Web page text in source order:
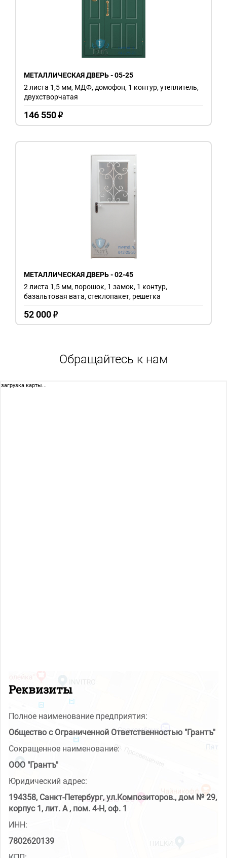
МЕТАЛЛИЧЕСКАЯ ДВЕРЬ - 05-25
146 550 o
2 листа 1,5 мм, МДФ, домофон, 1 контур, утеплитель,
двухстворчатая
МЕТАЛЛИЧЕСКАЯ ДВЕРЬ - 02-45
52 000 o
2 листа 1,5 мм, порошок, 1 замок, 1 контур,
базальтовая вата, стеклопакет, решетка
Обращайтесь к нам
загрузка карты...
Реквизиты
Полное наименование предприятия:
Общество с Ограниченной Ответственностью "Грантъ"
Сокращенное наименование:
ООО "Грантъ"
Юридический адрес:
194358, Санкт-Петербург, ул.Композиторов., дом № 29,
корпус 1, лит. А , пом. 4-Н, оф. 1
ИНН:
7802620139